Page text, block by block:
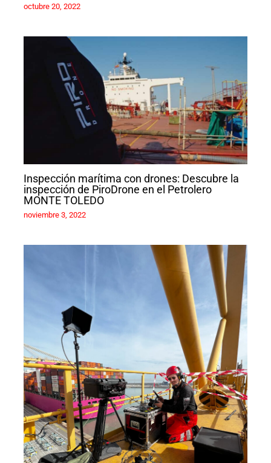
octubre 20, 2022
Inspección marítima con drones: Descubre la
inspección de PiroDrone en el Petrolero
MONTE TOLEDO
noviembre 3, 2022